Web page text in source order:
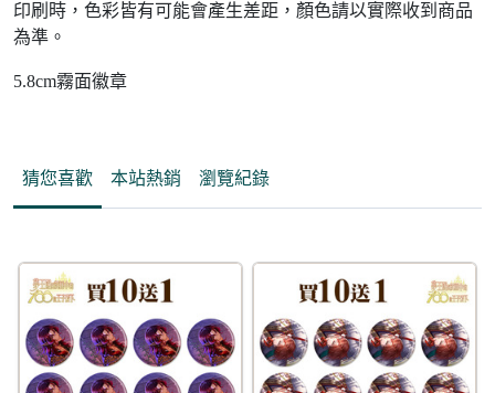
印刷時，色彩皆有可能會產生差距，顏色請以實際收到商品
為準。
5.8cm霧面徽章
猜您喜歡 本站熱銷 瀏覽紀錄